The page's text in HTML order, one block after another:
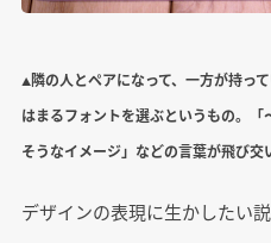
▲隣の人とペアになって、一方が持っ
はまるフォントを選ぶというもの。
そうなイメージ」などの言葉が飛び交
デザインの表現に生かしたい説